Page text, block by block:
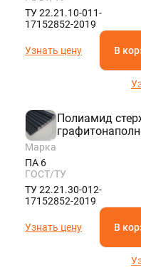
ТУ 22.21.10-011-
17152852-2019
Узнать цену В
Полиамид
Марка
ПА 6
ГОСТ/ТУ
ТУ 22.21.30-012-
17152852-2019
Узнать цену В